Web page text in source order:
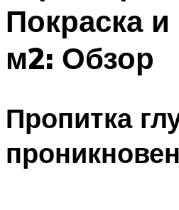
Покраска
м2: Обзор
Пропитка